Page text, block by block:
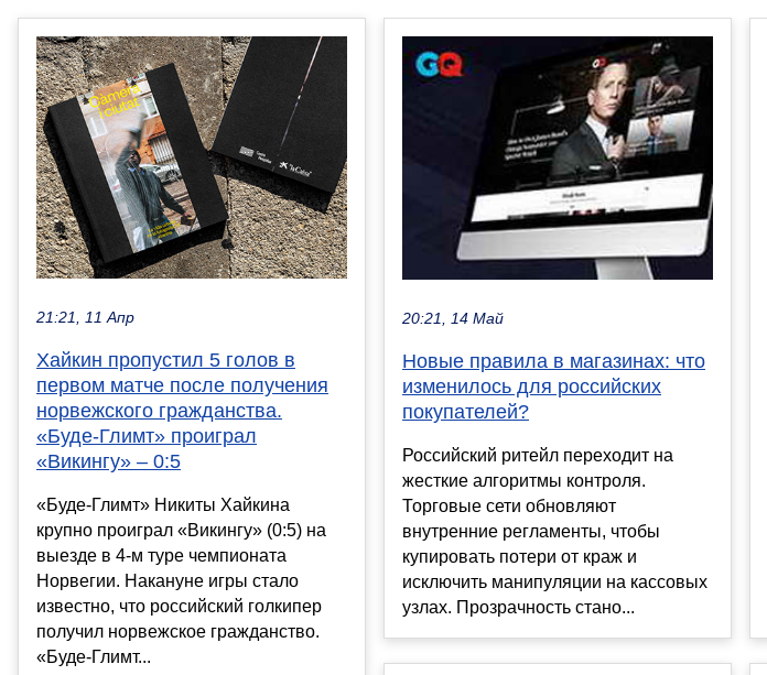
21:21, 11 Апр
Хайкин пропустил 5 голов в
первом матче после получения
норвежского гражданства.
«Буде-Глимт» проиграл
«Викингу» – 0:5
«Буде-Глимт» Никиты Хайкина
крупно проиграл «Викингу» (0:5) на
выезде в 4-м туре чемпионата
Норвегии. Накануне игры стало
известно, что российский голкипер
получил норвежское гражданство.
«Буде-Глимт...
20:21, 14 Май
Новые правила в магазинах: что
изменилось для российских
покупателей?
Российский ритейл переходит на
жесткие алгоритмы контроля.
Торговые сети обновляют
внутренние регламенты, чтобы
купировать потери от краж и
исключить манипуляции на кассовых
узлах. Прозрачность стано...